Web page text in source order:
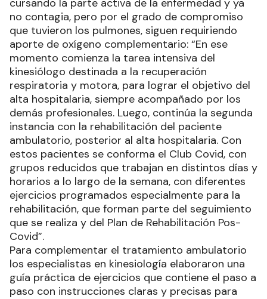
cursando la parte activa de la enfermedad y ya
no contagia, pero por el grado de compromiso
que tuvieron los pulmones, siguen requiriendo
aporte de oxígeno complementario: “En ese
momento comienza la tarea intensiva del
kinesiólogo destinada a la recuperación
respiratoria y motora, para lograr el objetivo del
alta hospitalaria, siempre acompañado por los
demás profesionales. Luego, continúa la segunda
instancia con la rehabilitación del paciente
ambulatorio, posterior al alta hospitalaria. Con
estos pacientes se conforma el Club Covid, con
grupos reducidos que trabajan en distintos días y
horarios a lo largo de la semana, con diferentes
ejercicios programados especialmente para la
rehabilitación, que forman parte del seguimiento
que se realiza y del Plan de Rehabilitación Pos-
Covid”.
Para complementar el tratamiento ambulatorio
los especialistas en kinesiología elaboraron una
guía práctica de ejercicios que contiene el paso a
paso con instrucciones claras y precisas para